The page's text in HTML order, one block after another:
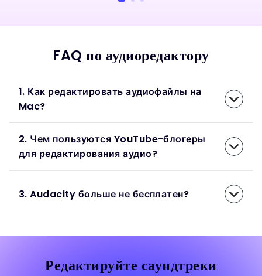
FAQ по аудиоредактору
1. Как редактировать аудиофайлы на
Mac?
2. Чем пользуются YouTube-блогеры
для редактирования аудио?
3. Audacity больше не бесплатен?
Редактируйте саундтреки